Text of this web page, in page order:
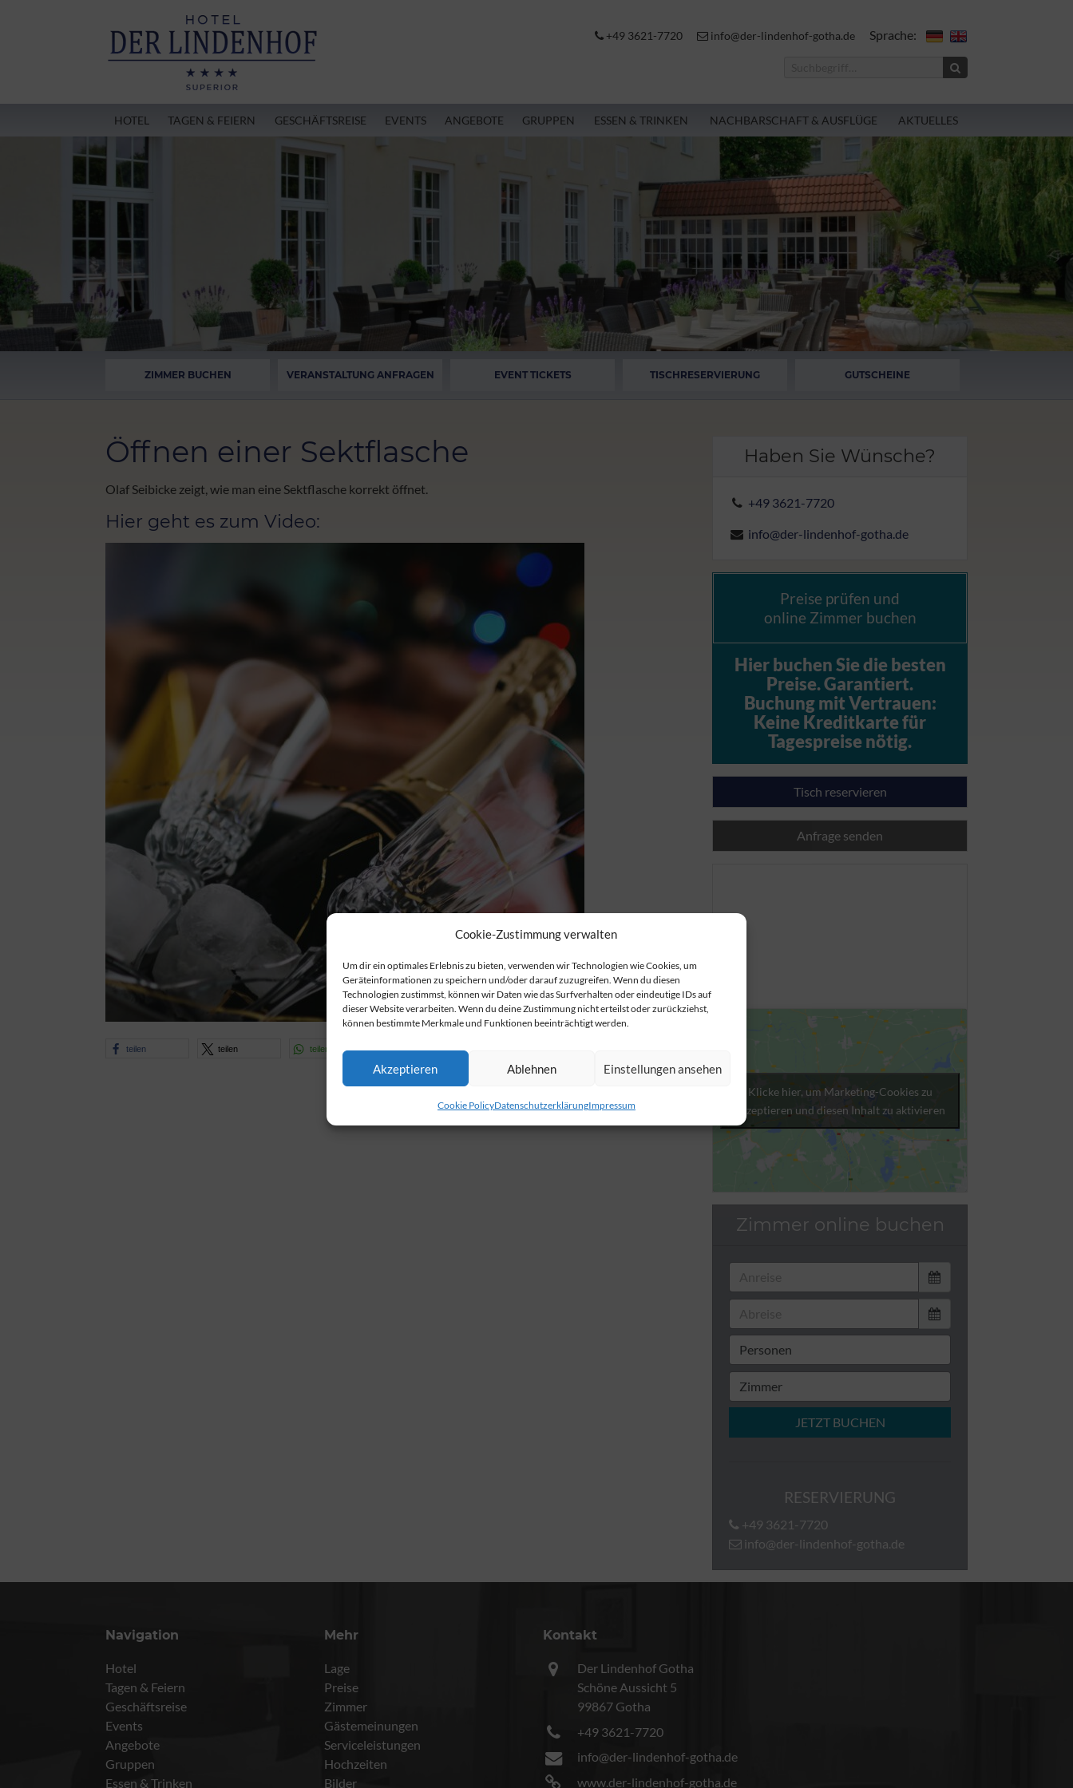
Cookie-Zustimmung verwalten
Um dir ein optimales Erlebnis zu bieten, verwenden wir Technologien wie Cookies, um
Geräteinformationen zu speichern und/oder darauf zuzugreifen. Wenn du diesen
Technologien zustimmst, können wir Daten wie das Surfverhalten oder eindeutige IDs auf
dieser Website verarbeiten. Wenn du deine Zustimmung nicht erteilst oder zurückziehst,
können bestimmte Merkmale und Funktionen beeinträchtigt werden.
Akzeptieren Ablehnen Einstellungen ansehen
Cookie PolicyDatenschutzerklärungImpressum
+49 3621-7720 info@der-lindenhof-gotha.de Sprache:
HOTEL TAGEN & FEIERN GESCHÄFTSREISE EVENTS ANGEBOTE GRUPPEN ESSEN & TRINKEN NACHBARSCHAFT & AUSFLÜGE AKTUELLES
ZIMMER BUCHEN VERANSTALTUNG ANFRAGEN EVENT TICKETS TISCHRESERVIERUNG GUTSCHEINE
Öffnen einer Sektflasche
Olaf Seibicke zeigt, wie man eine Sektflasche korrekt öffnet.
Hier geht es zum Video:
teilen teilen teilen
Haben Sie Wünsche?
+49 3621-7720
info@der-lindenhof-gotha.de
Preise prüfen und
online Zimmer buchen
Hier buchen Sie die besten
Preise.Garantiert.
Buchung mit Vertrauen:
Keine Kreditkarte für
Tagespreise nötig.
Tisch reservieren
Anfrage senden
Klicke hier, um Marketing-Cookies zu
akzeptieren und diesen Inhalt zu aktivieren
Zimmer online buchen
JETZT BUCHEN
RESERVIERUNG
+49 3621-7720
info@der-lindenhof-gotha.de
Navigation
Hotel
Tagen & Feiern
Geschäftsreise
Events
Angebote
Gruppen
Essen & Trinken
Mehr
Lage
Preise
Zimmer
Gästemeinungen
Serviceleistungen
Hochzeiten
Bilder
Kontakt
Der Lindenhof Gotha
Schöne Aussicht 5
99867 Gotha
+49 3621-7720
info@der-lindenhof-gotha.de
www.der-lindenhof-gotha.de